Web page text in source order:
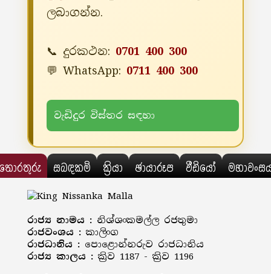
ලබාගන්න.
📞 දුරකථන: 0701 400 300
💬 WhatsApp: 0711 400 300
වැඩිදුර විස්තර සඳහා
සබඳකම් ක්‍රියා ඡායාරූප වීඩියෝ
රාජ්‍ය නාමය : නිශ්ශංකමල්ල රජතුමා
රාජවංශය : කාලිංග
රාජධානිය : පොළොන්නරුව රාජධානිය
රාජ්‍ය කාලය : ක්‍රිව 1187 - ක්‍රිව 1196